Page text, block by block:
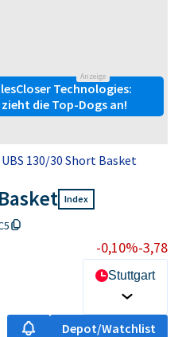
Anzeige
Technologies:
die Top-Dogs an!
UBS 130/30 Short Basket
Index
-0,10%-3,78
Stuttgart
Depot/Watchlist